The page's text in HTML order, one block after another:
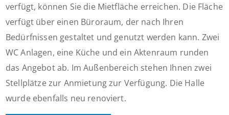
verfügt, können Sie die Mietfläche erreichen. Die Fläche
verfügt über einen Büroraum, der nach Ihren
Bedürfnissen gestaltet und genutzt werden kann. Zwei
WC Anlagen, eine Küche und ein Aktenraum runden
das Angebot ab. Im Außenbereich stehen Ihnen zwei
Stellplätze zur Anmietung zur Verfügung. Die Halle
wurde ebenfalls neu renoviert.